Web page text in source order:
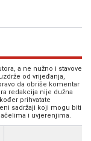
a ne nužno i stavove
od vrijeđanja,
da obriše komentar
redakcija nije dužna
prihvatate
sadržaji koji mogu biti
i uvjerenjima.